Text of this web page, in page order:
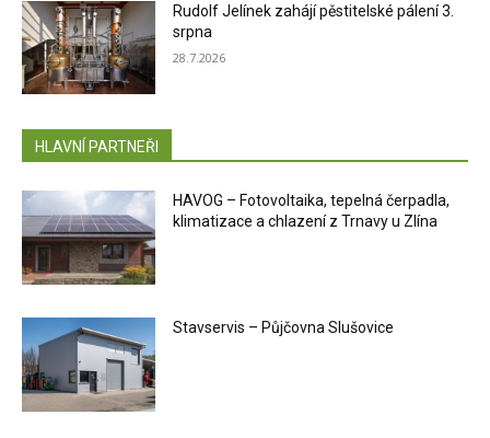
Rudolf Jelínek zahájí pěstitelské pálení 3.
srpna
28.7.2026
HLAVNÍ PARTNEŘI
HAVOG – Fotovoltaika, tepelná čerpadla,
klimatizace a chlazení z Trnavy u Zlína
Stavservis – Půjčovna Slušovice